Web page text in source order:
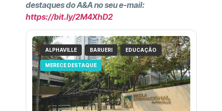
destaques do A&A no seu e-mail:
https://bit.ly/2M4XhD2
ALPHAVILLE BARUERI EDUCAÇÃO
MERECE DESTAQUE